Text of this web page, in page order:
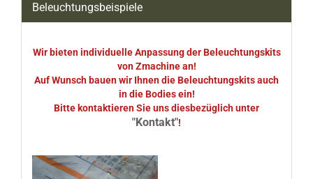
Beleuchtungsbeispiele
Wir bieten individuelle Anpassung der Beleuchtungskits
von Zmachine an!
Auf Wunsch bauen wir Ihnen die Beleuchtungskits auch
in die Bodies ein!
Bitte kontaktieren Sie uns diesbezüglich unter
"Kontakt"!